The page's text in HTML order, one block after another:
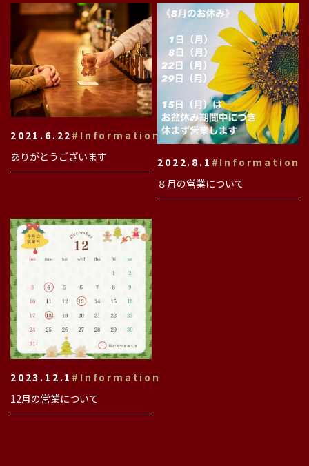
2021.6.22 #Information
ありがとうございます
2022.8.1 #Information
８月の営業について
2023.12.1 #Information
12月の営業について